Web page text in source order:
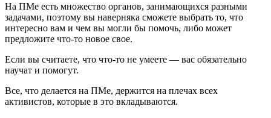
На ПМе есть множество органов, занимающихся разными
задачами, поэтому вы наверняка сможете выбрать то, что
интересно вам и чем вы могли бы помочь, либо может
предложите что-то новое свое.
Если вы считаете, что что-то не умеете — вас обязательно
научат и помогут.
Все, что делается на ПМе, держится на плечах всех
активистов, которые в это вкладываются.